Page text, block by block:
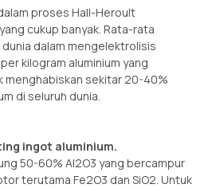
proses Hall-Heroult
cukup banyak. Rata-rata
dalam mengelektrolisis
kilogram aluminium yang
menghabiskan sekitar 20-40%
di seluruh dunia.
ingot aluminium.
50-60% Al2O3 yang bercampur
terutama Fe2O3 dan SiO2. Untuk